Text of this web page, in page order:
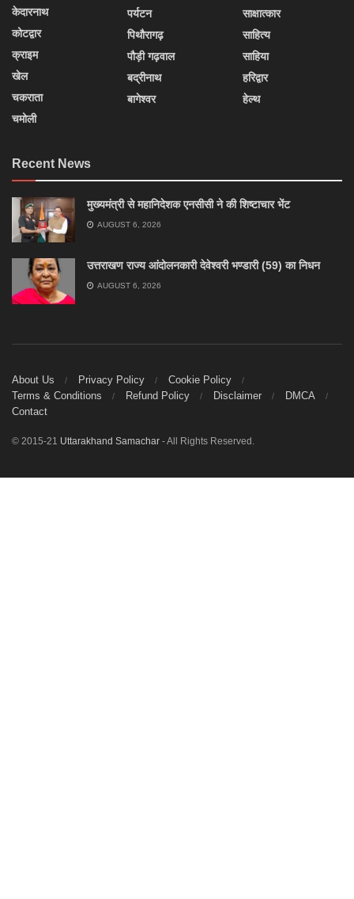
केदारनाथ
कोटद्वार
क्राइम
खेल
चकराता
चमोली
पर्यटन
पिथौरागढ़
पौड़ी गढ़वाल
बद्रीनाथ
बागेश्वर
साक्षात्कार
साहित्य
साहिया
हरिद्वार
हेल्थ
Recent News
मुख्यमंत्री से महानिदेशक एनसीसी ने की शिष्टाचार भेंट
AUGUST 6, 2026
उत्तराखण राज्य आंदोलनकारी देवेश्वरी भण्डारी (59) का निधन
AUGUST 6, 2026
About Us Privacy Policy
Cookie Policy
Terms & Conditions
Refund Policy Disclaimer
DMCA
Contact
© 2015-21 Uttarakhand Samachar - All Rights Reserved.